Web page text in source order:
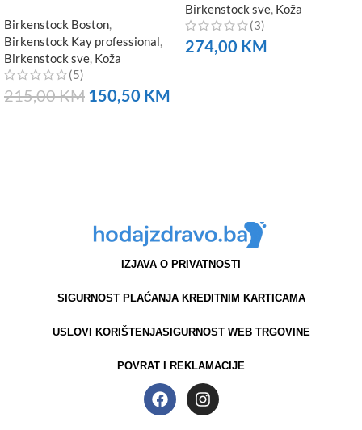
Birkenstock Boston
Birkenstock Kay professional
Birkenstock sve Koža
(5)
215,00KM 150,50 KM
Birkenstock sve Koža
(3)
274,00 KM
IZJAVA O PRIVATNOSTI
SIGURNOST PLAĆANJA KREDITNIM KARTICAMA
USLOVI KORIŠTENJASIGURNOST WEB TRGOVINE
POVRAT I REKLAMACIJE